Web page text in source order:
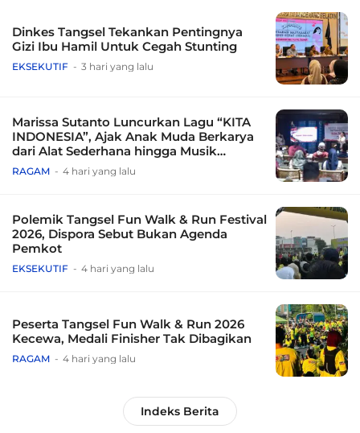
Dinkes Tangsel Tekankan Pentingnya
Gizi Ibu Hamil Untuk Cegah Stunting
EKSEKUTIF 3 hari yang lalu
Marissa Sutanto Luncurkan Lagu “KITA
INDONESIA”, Ajak Anak Muda Berkarya
dari Alat Sederhana hingga Musik
Tradisional
RAGAM 4 hari yang lalu
Polemik Tangsel Fun Walk & Run Festival
2026, Dispora Sebut Bukan Agenda
Pemkot
EKSEKUTIF 4 hari yang lalu
Peserta Tangsel Fun Walk & Run 2026
Kecewa, Medali Finisher Tak Dibagikan
RAGAM 4 hari yang lalu
Indeks Berita